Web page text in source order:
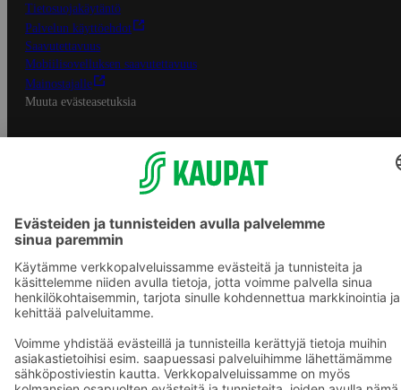
Tietosuojakäytäntö
Palvelun käyttöehdot
Saavutettavuus
Mobiilisovelluksen saavutettavuus
Mainostajalle
Muuta evästeasetuksia
S-ryhmän palvelut
S-ryhmä
Asiakasomistajuus
Yhteishyvä Ruoka -sovellus
S-ostoslista -sovellus
Prisma.fi
Sokos.fi
S-Pankki
Yhteishyvä
Sokos Hotels